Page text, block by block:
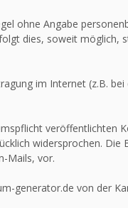
ohne Angabe
dies, soweit
im Internet (z.B.
veröffentlichten
widersprochen. Die
Mails, vor.
generator.de von der